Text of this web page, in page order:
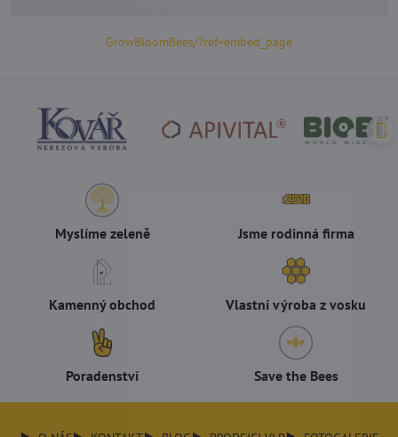
GrowBloomBees/?ref=embed_page
Myslíme zeleně Jsme rodinná firma
Kamenný obchod Vlastní výroba z vosku
Poradenství Save the Bees